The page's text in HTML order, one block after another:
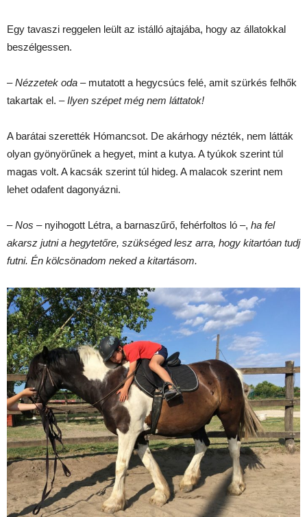
Egy tavaszi reggelen leült az istálló ajtajába, hogy az állatokkal
beszélgessen.
–Nézzetek oda – mutatott a hegycsúcs felé, amit szürkés felhők
takartak el. –Ilyen szépet még nem láttatok!
A barátai szerették Hómancsot. De akárhogy nézték, nem látták
olyan gyönyörűnek a hegyet, mint a kutya. A tyúkok szerint túl
magas volt. A kacsák szerint túl hideg. A malacok szerint nem
lehet odafent dagonyázni.
–Nos – nyihogott Létra, a barnaszűrő, fehérfoltos ló –, ha fel
akarsz jutni a hegytetőre, szükséged lesz arra, hogy kitartóan tudj
futni. Én kölcsönadom neked a kitartásom.